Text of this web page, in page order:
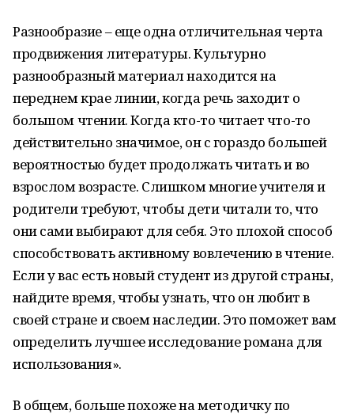
Разнообразие – еще одна отличительная черта
продвижения литературы. Культурно
разнообразный материал находится на
переднем крае линии, когда речь заходит о
большом чтении. Когда кто-то читает что-то
действительно значимое, он с гораздо большей
вероятностью будет продолжать читать и во
взрослом возрасте. Слишком многие учителя и
родители требуют, чтобы дети читали то, что
они сами выбирают для себя. Это плохой способ
способствовать активному вовлечению в чтение.
Если у вас есть новый студент из другой страны,
найдите время, чтобы узнать, что он любит в
своей стране и своем наследии. Это поможет вам
определить лучшее исследование романа для
использования».
В общем, больше похоже на методичку по